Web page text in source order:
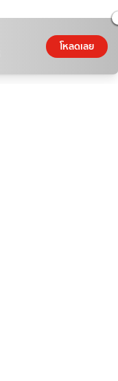
โหลดเลย